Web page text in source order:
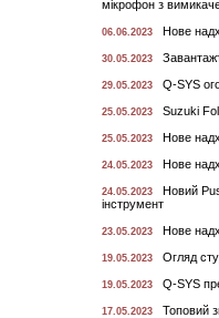
мікрофон з
06.06.2023 Нове
30.05.2023
29.05.2023 Q-SYS
25.05.2023 Suzuki
25.05.2023 Нове
24.05.2023 Нове
24.05.2023
Новий
інструмент
23.05.2023 Нове
19.05.2023 Огляд
19.05.2023 Q-SYS
17.05.2023 Топовий